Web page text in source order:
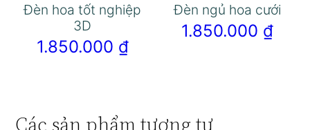
Đèn hoa tốt nghiệp
3D
1.850.000 ₫
Đèn ngủ hoa cưới
1.850.000 ₫
Các sản phẩm tương tự